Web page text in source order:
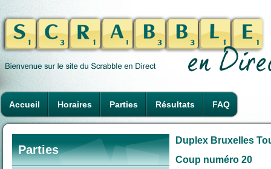
Accueil Horaires Parties Résultats FAQ
Parties
Duplex Bruxelles
Coup numéro 20